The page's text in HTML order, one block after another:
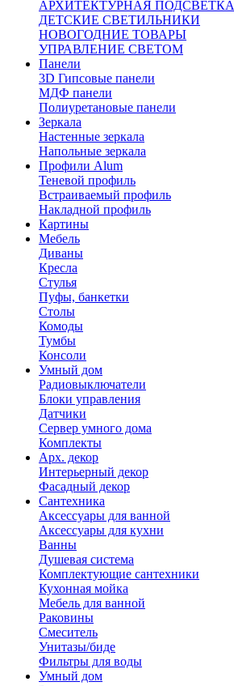
АРХИТЕКТУРНАЯ ПОДСВЕТКА
ДЕТСКИЕ СВЕТИЛЬНИКИ
НОВОГОДНИЕ ТОВАРЫ
УПРАВЛЕНИЕ СВЕТОМ
Панели
3D Гипсовые панели
МДФ панели
Полиуретановые панели
Зеркала
Настенные зеркала
Напольные зеркала
Профили Alum
Теневой профиль
Встраиваемый профиль
Накладной профиль
Картины
Мебель
Диваны
Кресла
Стулья
Пуфы, банкетки
Столы
Комоды
Тумбы
Консоли
Умный дом
Радиовыключатели
Блоки управления
Датчики
Сервер умного дома
Комплекты
Арх. декор
Интерьерный декор
Фасадный декор
Сантехника
Аксессуары для ванной
Аксессуары для кухни
Ванны
Душевая система
Комплектующие сантехники
Кухонная мойка
Мебель для ванной
Раковины
Смеситель
Унитазы/биде
Фильтры для воды
Умный дом